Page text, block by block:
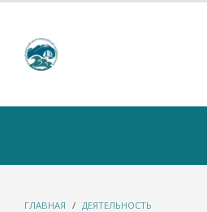
ГЛАВНАЯ
ДЕЯТЕЛЬНОСТЬ